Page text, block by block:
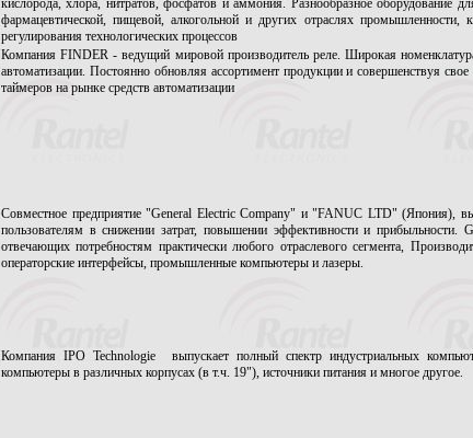
кислорода, хлора, нитратов, фосфатов и аммония. Разнообразное оборудование
фармацевтической, пищевой, алкогольной и других отраслях
регулирования технологических процессов
Компания FINDER - ведущий мировой производитель реле. Широкая
автоматизации. Постоянно обновляя ассортимент продукции и совершенствуя
таймеров на рынке средств автоматизации
Совместное предприятие "General Electric Company" и "FANUC LTD" (Япония),
пользователям в снижении затрат, повышении эффективности и
отвечающих потребностям практически любого отраслевого сегмента,
операторские интерфейсы, промышленные компьютеры и лазеры.
Компания IPO Technologie выпускает полный спектр индустриальных
компьютеры в различных корпусах (в т.ч. 19"), источники питания и многое другое.